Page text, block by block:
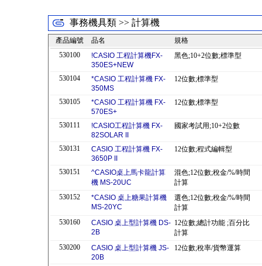
事務機具類 >> 計算機
產品編號 品名
規格
530100
!CASIO 工程計算機FX-
350ES+NEW
黑色;10+2位數;標準型
530104
*CASIO 工程計算機 FX-
350MS
12位數;標準型
530105
*CASIO 工程計算機 FX-
570ES+
12位數;標準型
530111
!CASIO工程計算機 FX-
82SOLAR II
國家考試用;10+2位數
530131
CASIO 工程計算機 FX-
3650P II
12位數;程式編輯型
530151
^CASIO桌上馬卡龍計算
機 MS-20UC
混色;12位數;稅金/%/時間
計算
530152
*CASIO 桌上糖果計算機
MS-20YC
選色;12位數;稅金/%/時間
計算
530160
CASIO 桌上型計算機 DS-
2B
12位數;總計功能 ;百分比
計算
530200
CASIO 桌上型計算機 JS-
20B
12位數;稅率/貨幣運算